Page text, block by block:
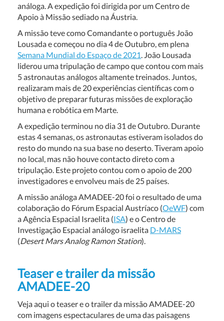
análoga. A expedição foi dirigida por um Centro de
Apoio à Missão sediado na Áustria.
A missão teve como Comandante o português João
Lousada e começou no dia 4 de Outubro, em plena
Semana Mundial do Espaço de 2021 . João Lousada
liderou uma tripulação de campo que contou com mais
5 astronautas análogos altamente treinados. Juntos,
realizaram mais de 20 experiências científicas com o
objetivo de preparar futuras missões de exploração
humana e robótica em Marte.
A expedição terminou no dia 31 de Outubro. Durante
estas 4 semanas, os astronautas estiveram isolados do
resto do mundo na sua base no deserto. Tiveram apoio
no local, mas não houve contacto direto com a
tripulação. Este projeto contou com o apoio de 200
investigadores e envolveu mais de 25 países.
A missão análoga AMADEE-20 foi o resultado de uma
colaboração do Fórum Espacial Austríaco (OeWF) com
a Agência Espacial Israelita (ISA) e o Centro de
Investigação Espacial análogo israelita D-MARS
(Desert Mars Analog Ramon Station).
Teaser e trailer da missão
AMADEE-20
Veja aqui o teaser e o trailer da missão AMADEE-20
com imagens espectaculares de uma das paisagens